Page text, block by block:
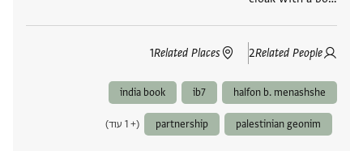
Related People
2
Related Places
1
halfon b. menashshe
ib7
india book
palestinian geonim
partnership (+ 1 עוד)